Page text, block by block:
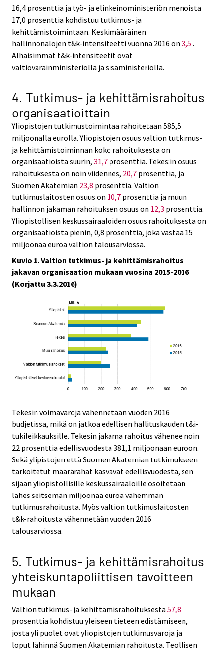
16,4 prosenttia ja työ- ja elinkeinoministeriön menoista
17,0 prosenttia kohdistuu tutkimus- ja
kehittämistoimintaan. Keskimääräinen
hallinnonalojen t&k-intensiteetti vuonna 2016 on 3,5 .
Alhaisimmat t&k-intensiteetit ovat
valtiovarainministeriöllä ja sisäministeriöllä.
4. Tutkimus- ja kehittämisrahoitus
organisaatioittain
Yliopistojen tutkimustoimintaa rahoitetaan 585,5
miljoonalla eurolla. Yliopistojen osuus valtion tutkimus-
ja kehittämistoiminnan koko rahoituksesta on
organisaatioista suurin, 31,7 prosenttia. Tekes:in osuus
rahoituksesta on noin viidennes, 20,7 prosenttia, ja
Suomen Akatemian 23,8 prosenttia. Valtion
tutkimuslaitosten osuus on 10,7 prosenttia ja muun
hallinnon jakaman rahoituksen osuus on 12,3 prosenttia.
Yliopistollisen keskussairaaloiden osuus rahoituksesta on
organisaatioista pienin, 0,8 prosenttia, joka vastaa 15
miljoonaa euroa valtion talousarviossa.
Kuvio 1. Valtion tutkimus- ja kehittämisrahoitus
jakavan organisaation mukaan vuosina 2015-2016
(Korjattu 3.3.2016)
Tekesin voimavaroja vähennetään vuoden 2016
budjetissa, mikä on jatkoa edellisen hallituskauden t&i-
tukileikkauksille. Tekesin jakama rahoitus vähenee noin
22 prosenttia edellisvuodesta 381,1 miljoonaan euroon.
Sekä ylipistojen että Suomen Akatemian tutkimukseen
tarkoitetut määrärahat kasvavat edellisvuodesta, sen
sijaan yliopistollisille keskussairaaloille osoitetaan
lähes seitsemän miljoonaa euroa vähemmän
tutkimusrahoitusta. Myös valtion tutkimuslaitosten
t&k-rahoitusta vähennetään vuoden 2016
talousarviossa.
5. Tutkimus- ja kehittämisrahoitus
yhteiskuntapoliittisen tavoitteen
mukaan
Valtion tutkimus- ja kehittämisrahoituksesta 57,8
prosenttia kohdistuu yleiseen tieteen edistämiseen,
josta yli puolet ovat yliopistojen tutkimusvaroja ja
loput lähinnä Suomen Akatemian rahoitusta. Teollisen